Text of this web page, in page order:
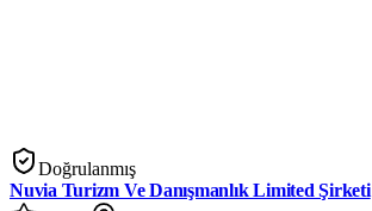
Doğrulanmış
Nuvia Turizm Ve Danışmanlık Limited Şirketi